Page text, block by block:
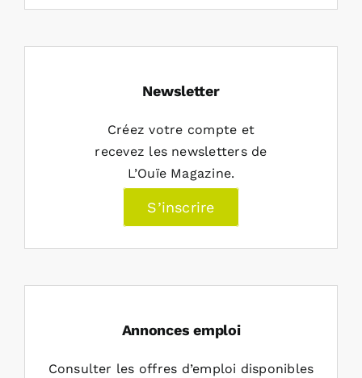
Newsletter
Créez votre compte et
recevez les newsletters de
L’Ouïe Magazine.
S’inscrire
Annonces emploi
Consulter les offres d’emploi disponibles